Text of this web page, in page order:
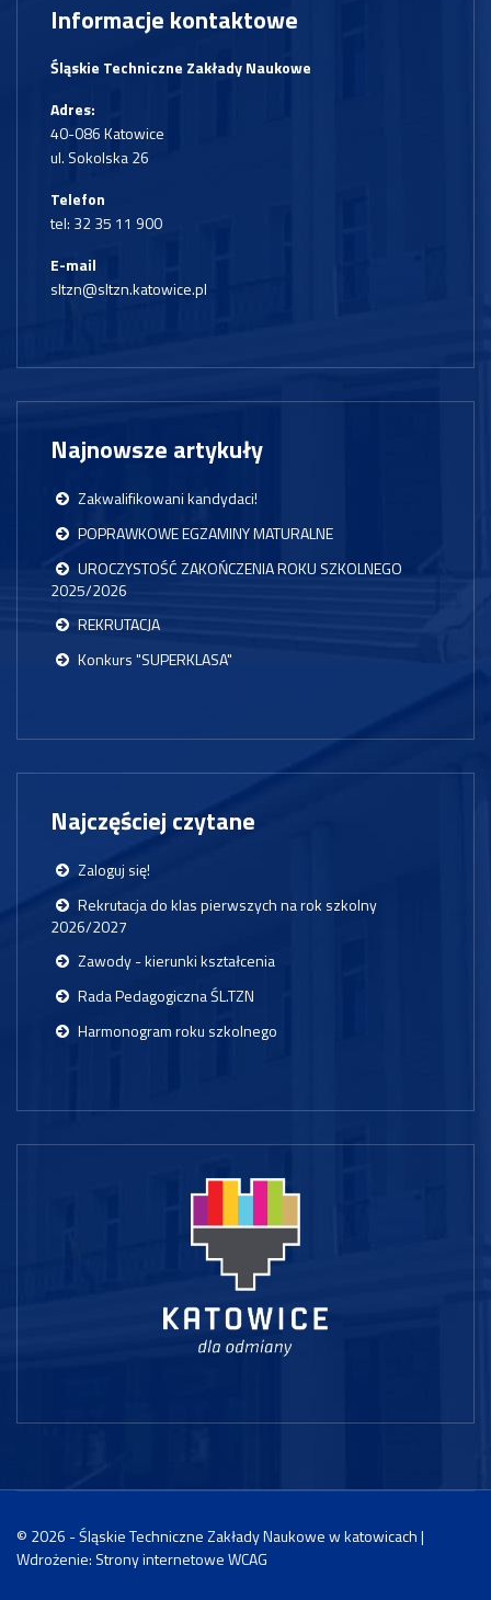
Informacje kontaktowe
Śląskie Techniczne Zakłady Naukowe
Adres:
40-086 Katowice
ul. Sokolska 26
Telefon
tel: 32 35 11 900
E-mail
sltzn@sltzn.katowice.pl
Najnowsze artykuły
Zakwalifikowani kandydaci!
POPRAWKOWE EGZAMINY MATURALNE
UROCZYSTOŚĆ ZAKOŃCZENIA ROKU SZKOLNEGO
2025/2026
REKRUTACJA
Konkurs "SUPERKLASA"
Najczęściej czytane
Zaloguj się!
Rekrutacja do klas pierwszych na rok szkolny
2026/2027
Zawody - kierunki kształcenia
Rada Pedagogiczna ŚL.TZN
Harmonogram roku szkolnego
© 2026 - Śląskie Techniczne Zakłady Naukowe w katowicach |
Wdrożenie: Strony internetowe WCAG